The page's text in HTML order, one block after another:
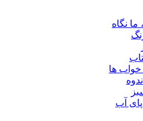
ما نگاه
ها
آب